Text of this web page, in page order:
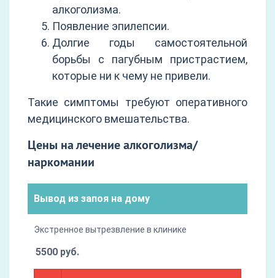
алкоголизма.
Появление эпилепсии.
Долгие годы самостоятельной
борьбы с пагубным пристрастием,
которые ни к чему не привели.
Такие симптомы требуют оперативного
медицинского вмешательства.
Цены на лечение алкоголизма/
наркомании
Вывод из запоя на дому
Экстренное вытрезвление в клинике
5500 руб.